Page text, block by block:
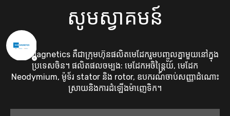
សូមស្វាគមន៍
SDM Magnetics គឺជាក្រុមហ៊ុនផលិតមេដែករួមបញ្ចូលគ្នាមួយនៅក្នុង
ប្រទេសចិន។ ផលិតផលចម្បង: មេដែកអចិន្រ្តៃយ៍, មេដែក
Neodymium, ម៉ូទ័រ stator និង rotor, ឧបករណ៍ចាប់សញ្ញាដំណោះ
ស្រាយនិងការដំឡើងម៉ាញេទិក។